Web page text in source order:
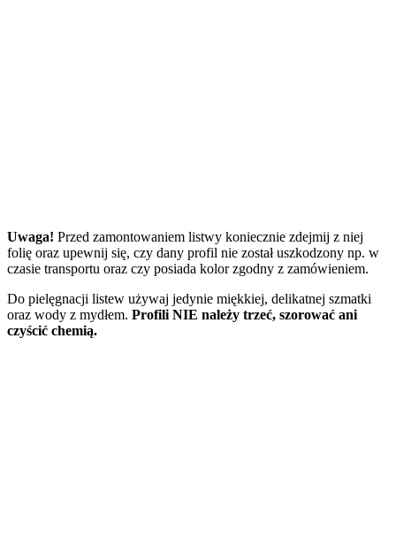
Uwaga! Przed zamontowaniem listwy koniecznie zdejmij z niej
folię oraz upewnij się, czy dany profil nie został uszkodzony np. w
czasie transportu oraz czy posiada kolor zgodny z zamówieniem.
Do pielęgnacji listew używaj jedynie miękkiej, delikatnej szmatki
oraz wody z mydłem. Profili NIE należy trzeć, szorować ani
czyścić chemią.